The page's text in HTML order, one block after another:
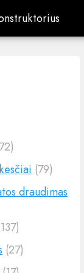
(79)
draudimas
(27)